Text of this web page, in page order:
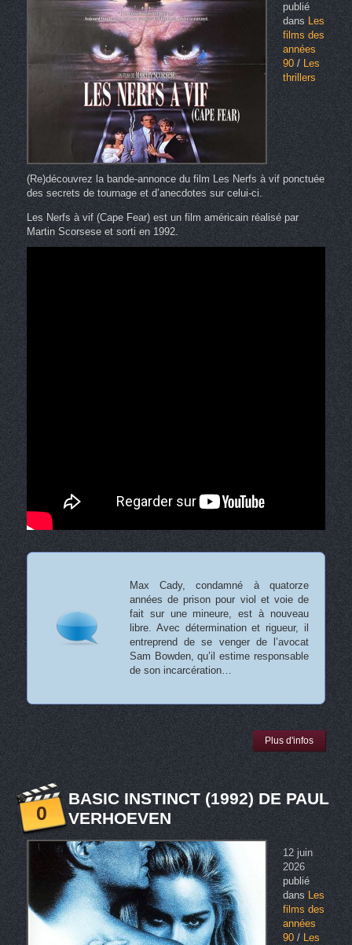
publié
dans Les
films des
années
90/ Les
thrillers
(Re)découvrez la bande-annonce du film Les Nerfs à vif ponctuée
des secrets de tournage et d’anecdotes sur celui-ci.
Les Nerfs à vif (Cape Fear) est un film américain réalisé par
Martin Scorsese et sorti en 1992.
Max Cady, condamné à quatorze
années de prison pour viol et voie de
fait sur une mineure, est à nouveau
libre. Avec détermination et rigueur, il
entreprend de se venger de l’avocat
Sam Bowden, qu’il estime responsable
de son incarcération…
Plus d'infos
0
BASIC INSTINCT (1992) DE PAUL
VERHOEVEN
12 juin
2026
publié
dans Les
films des
années
90/ Les